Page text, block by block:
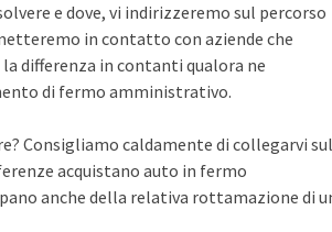
e dove, vi indirizzeremo sul percorso
in contatto con aziende che
differenza in contanti qualora ne
di fermo amministrativo.
Consigliamo caldamente di collegarvi sul
acquistano auto in fermo
anche della relativa rottamazione di